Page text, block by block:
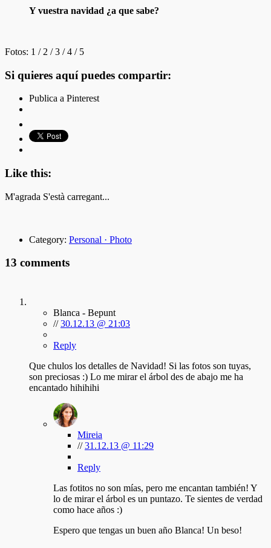
Y vuestra navidad ¿a que sabe?
Fotos: 1 / 2 / 3 / 4 / 5
Si quieres aquí puedes compartir:
Publica a Pinterest
Like this:
M'agrada S'està carregant...
Category: Personal · Photo
13 comments
Blanca - Bepunt
//30.12.13 @ 21:03
Reply
Que chulos los detalles de Navidad! Si las fotos son tuyas,
son preciosas :) Lo me mirar el árbol des de abajo me ha
encantado hihihihi
Mireia
//31.12.13 @ 11:29
Reply
Las fotitos no son mías, pero me encantan también! Y
lo de mirar el árbol es un puntazo. Te sientes de verdad
como hace años :)
Espero que tengas un buen año Blanca! Un beso!